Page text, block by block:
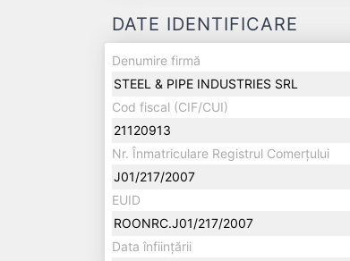
DATE IDENTIFICARE
Denumire firmă
STEEL & PIPE INDUSTRIES SRL
Cod fiscal (CIF/CUI)
21120913
Nr. Înmatriculare Registrul Comerțului
J01/217/2007
EUID
ROONRC.J01/217/2007
Data înființării